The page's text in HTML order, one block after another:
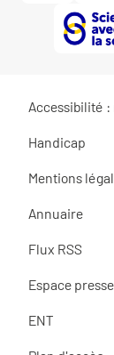
Accessibilité
Handicap
Mentions
Annuaire
Flux RSS
Espace presse
ENT